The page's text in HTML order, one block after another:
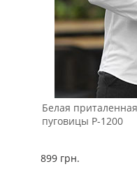
Белая
пуговицы Р-1200
899 грн.